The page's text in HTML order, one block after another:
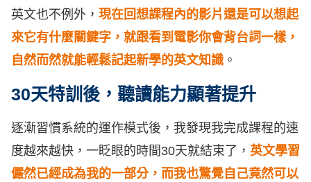
英文也不例外， 現在回想課程內的影片還是可以想起
來它有什麼關鍵字，就跟看到電影你會背台詞一樣，
自然而然就能輕鬆記起新學的英文知識 。
30天特訓後，聽讀能力顯著提升
逐漸習慣系統的運作模式後，我發現我完成課程的速
度越來越快，一眨眼的時間30天就結束了， 英文學習
儼然已經成為我的一部分，而我也驚覺自己竟然可以